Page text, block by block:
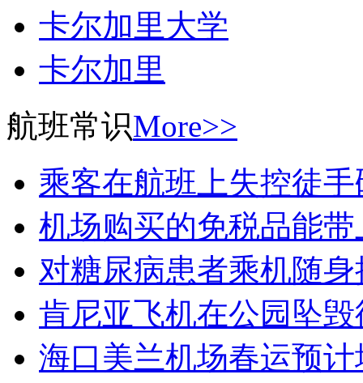
卡尔加里大学
卡尔加里
航班常识More>>
乘客在航班上失控徒
机场购买的免税品能
对糖尿病患者乘机随
肯尼亚飞机在公园坠
海口美兰机场春运预计